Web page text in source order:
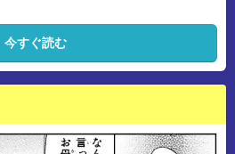
今すぐ読む